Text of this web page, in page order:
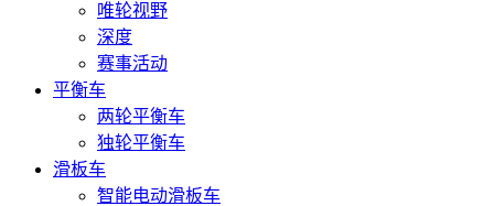
唯轮视野
深度
赛事活动
平衡车
两轮平衡车
独轮平衡车
滑板车
智能电动滑板车